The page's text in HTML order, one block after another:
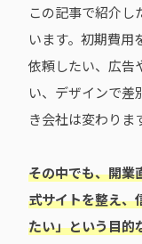
この記事で紹介し
います。初期費用
依頼したい、広告
い、デザインで差
き会社は変わりま
その中でも、開業
式サイトを整え、
たい」という目的